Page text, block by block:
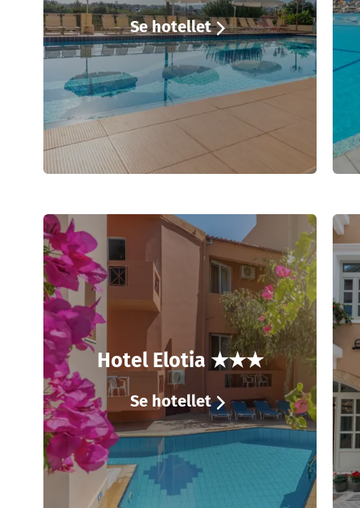
Se hotellet
Hotel Elotia ★★★
Se hotellet